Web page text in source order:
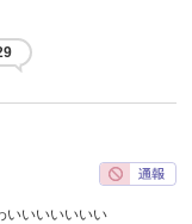
いいいいいいい